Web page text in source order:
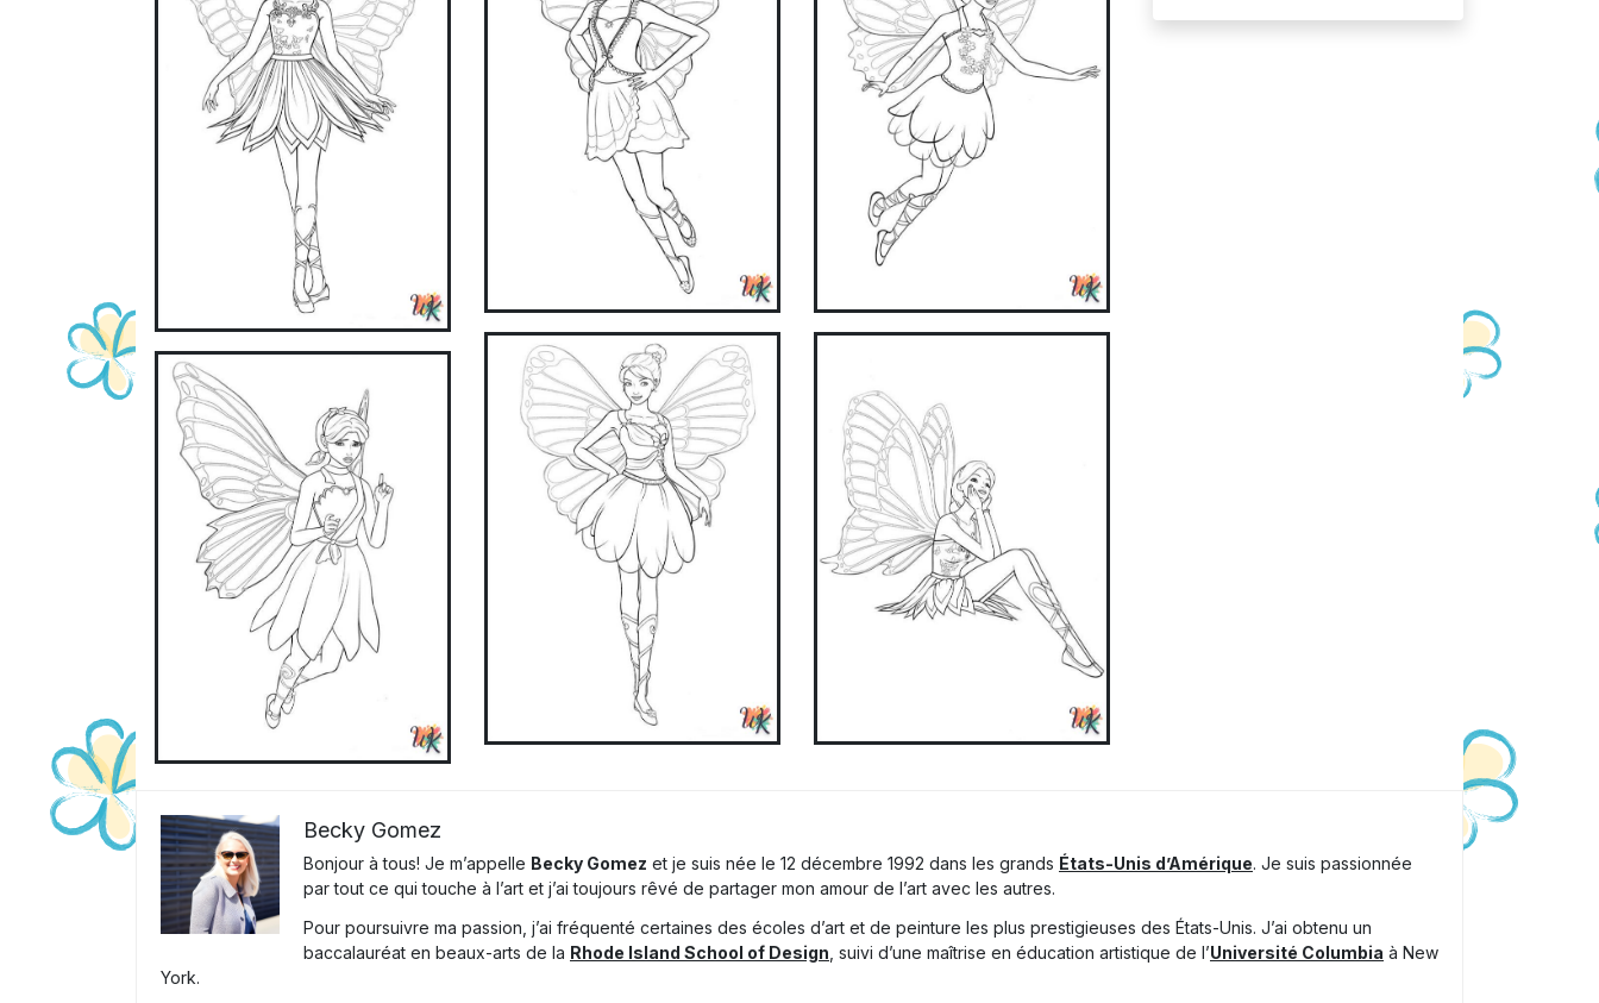
Becky Gomez
Bonjour à tous! Je m’appelle Becky Gomez et je suis née le 12 décembre 1992 dans les grands États-Unis d’Amérique. Je suis passionnée
par tout ce qui touche à l’art et j’ai toujours rêvé de partager mon amour de l’art avec les autres.
Pour poursuivre ma passion, j’ai fréquenté certaines des écoles d’art et de peinture les plus prestigieuses des États-Unis. J’ai obtenu un
baccalauréat en beaux-arts de la Rhode Island School of Design , suivi d’une maîtrise en éducation artistique de l’Université Columbia à New
York.